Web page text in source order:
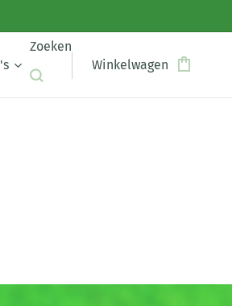
Zoeken
Winkelwagen